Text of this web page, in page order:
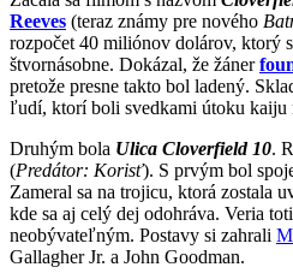
Reeves (teraz známy pre nového
rozpočet 40 miliónov dolárov, ktorý
štvornásobne. Dokázal, že žáner
pretože presne takto bol ladený.
ľudí, ktorí boli svedkami útoku kaiju
Druhým bola Ulica Cloverfield 10.
(Predátor: Korisť). S prvým bol
Zameral sa na trojicu, ktorá zostala
kde sa aj celý dej odohráva. Veria
neobývateľným. Postavy si zahrali
Gallagher Jr. a John Goodman.